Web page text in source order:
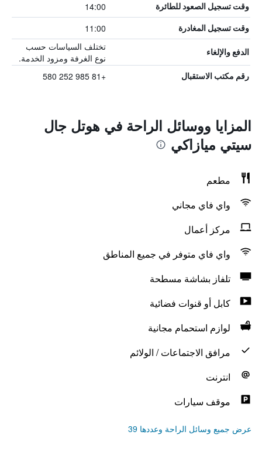
وقت تسجيل الصعود للطائرة 14:00
وقت تسجيل المغادرة 11:00
الدفع والإلغاء
تختلف السياسات حسب
نوع الغرفة ومزود الخدمة.
رقم مكتب الاستقبال +81 985 252 580
المزايا ووسائل الراحة في هوتل جال
سيتي ميازاكي
مطعم
واي فاي مجاني
مركز أعمال
واي فاي متوفر في جميع المناطق
تلفاز بشاشة مسطحة
كابل أو قنوات فضائية
لوازم استحمام مجانية
مرافق الاجتماعات / الولائم
انترنت
موقف سيارات
عرض جميع وسائل الراحة وعددها 39